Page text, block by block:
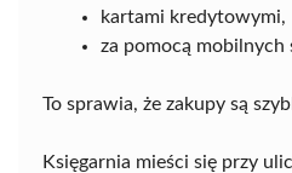
kartami kredytowymi,
za pomocą mobilnych
To sprawia, że zakupy są
Księgarnia mieści się przy